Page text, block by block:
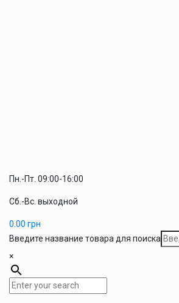
Пн.-Пт. 09:00-16:00
Сб.-Вс. выходной
0.00 грн
Введите название товара для поиска
×